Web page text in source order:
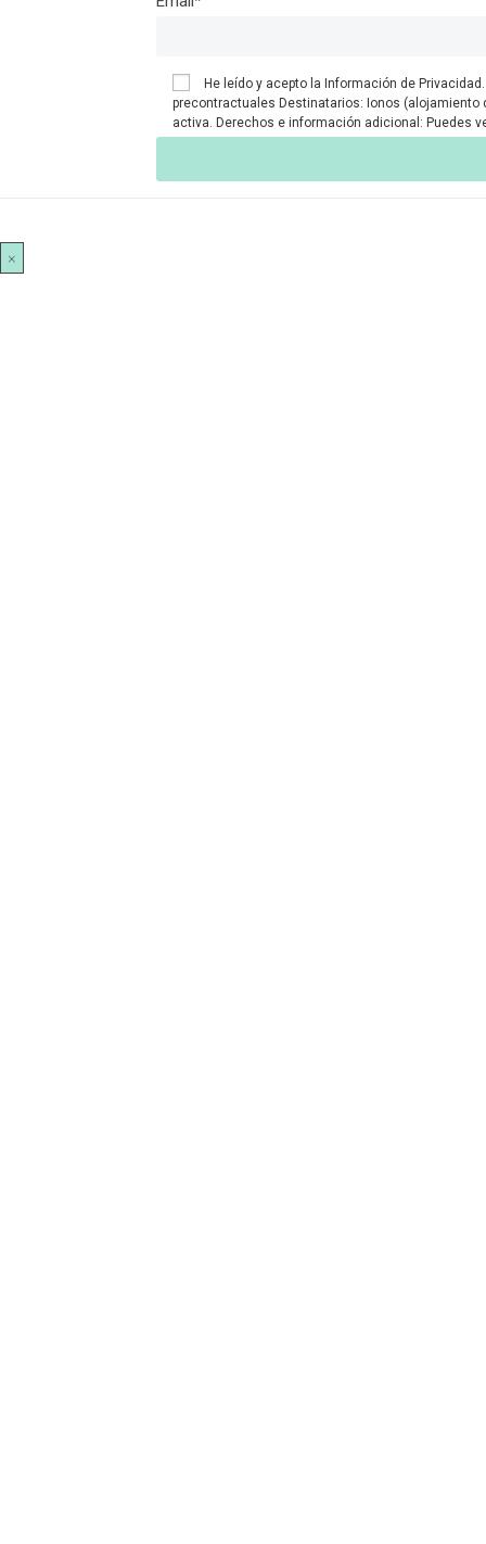
He leído y acepto la Información de Privacidad.
precontractuales Destinatarios: Ionos
activa. Derechos e información adicional: Puedes
×